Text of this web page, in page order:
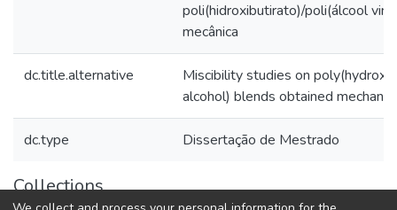
poli(hidroxibutirato)/poli(álcool
mecânica
dc.title.alternative
Miscibility studies on
alcohol) blends obtained
dc.type Dissertação de Mestrado
Collections